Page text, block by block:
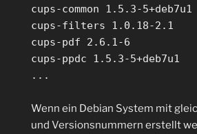
cups-common 1.5.3-5+deb7u1
cups-filters 1.0.18-2.1
cups-pdf 2.6.1-6
cups-ppdc 1.5.3-5+deb7u1
...
Wenn ein Debian System mit
und Versionsnummern erstellt